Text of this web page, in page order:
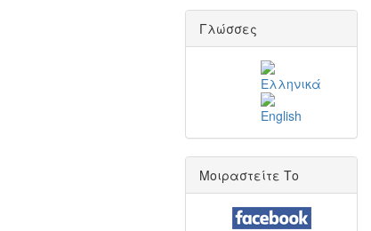
Γλώσσες
Μοιραστείτε Το